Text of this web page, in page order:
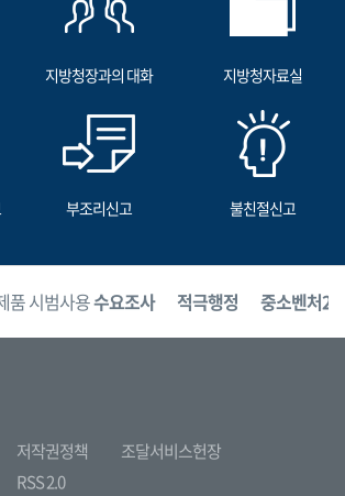
지방청장과의 대화 지방청자료실
부조리신고 불친절신고
품 시범사용수요조사 적극행정 중소벤처24
저작권정책
조달서비스헌장
RSS 2.0